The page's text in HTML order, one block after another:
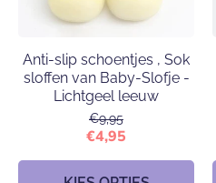
Anti-slip schoentjes , Sok
sloffen van Baby-Slofje -
Lichtgeel leeuw
€9,95
€4,95